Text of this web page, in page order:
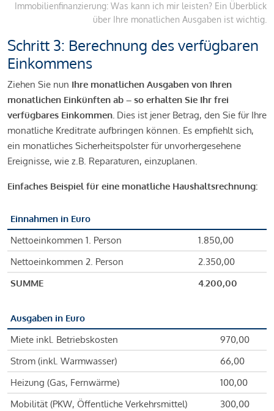
Immobilienfinanzierung: Was kann ich mir leisten? Ein Überblick
über Ihre monatlichen Ausgaben ist wichtig.
Schritt 3: Berechnung des verfügbaren
Einkommens
Ziehen Sie nun Ihre monatlichen Ausgaben von Ihren
monatlichen Einkünften ab – so erhalten Sie Ihr frei
verfügbares Einkommen. Dies ist jener Betrag, den Sie für Ihre
monatliche Kreditrate aufbringen können. Es empfiehlt sich,
ein monatliches Sicherheitspolster für unvorhergesehene
Ereignisse, wie z.B. Reparaturen, einzuplanen.
Einfaches Beispiel für eine monatliche Haushaltsrechnung:
Einnahmen in Euro
Nettoeinkommen 1. Person
1.850,00
Nettoeinkommen 2. Person
2.350,00
SUMME
4.200,00
Ausgaben in Euro
Miete inkl. Betriebskosten
970,00
Strom (inkl. Warmwasser)
66,00
Heizung (Gas, Fernwärme)
100,00
Mobilität (PKW, Öffentliche Verkehrsmittel)
300,00